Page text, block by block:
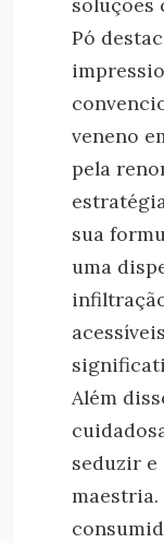
soluções
Pó
veneno
pela
sua
uma
Além
seduzir